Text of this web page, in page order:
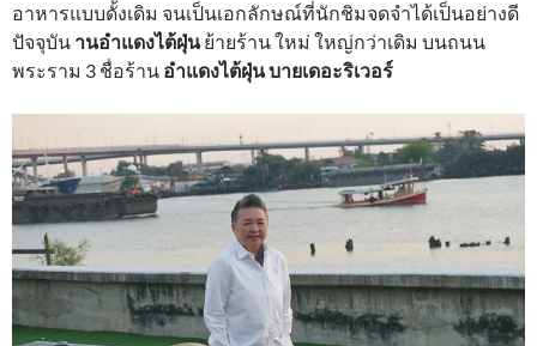
อาหารแบบดั้งเดิม จนเป็นเอกลักษณ์ที่นักชิมจดจำได้เป็นอย่างดี
ปัจจุบัน านอำแดงไต้ฝุ่นย้ายร้าน ใหม่ ใหญ่กว่าเดิม บนถนน
พระราม 3 ชื่อร้าน อำแดงไต้ฝุ่น บายเดอะริเวอร์